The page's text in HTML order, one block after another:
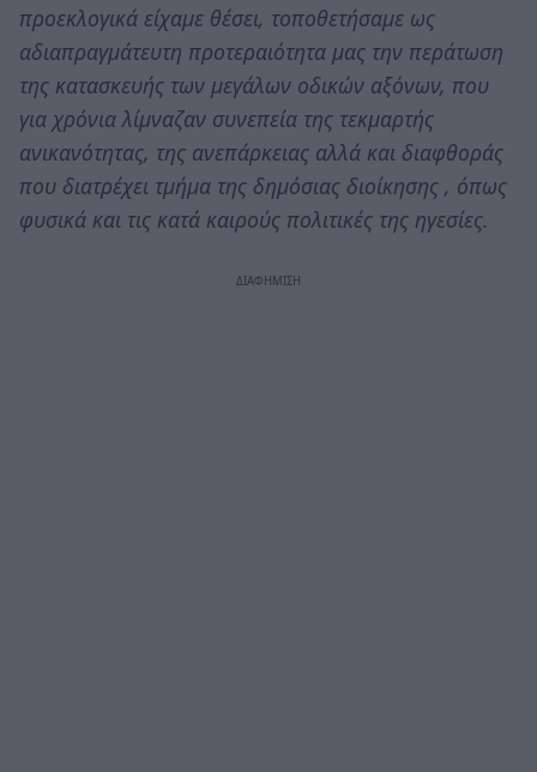
προεκλογικά είχαμε θέσει, τοποθετήσαμε ως
αδιαπραγμάτευτη προτεραιότητα μας την περάτωση
της κατασκευής των μεγάλων οδικών αξόνων, που
για χρόνια λίμναζαν συνεπεία της τεκμαρτής
ανικανότητας, της ανεπάρκειας αλλά και διαφθοράς
που διατρέχει τμήμα της δημόσιας διοίκησης , όπως
φυσικά και τις κατά καιρούς πολιτικές της ηγεσίες.